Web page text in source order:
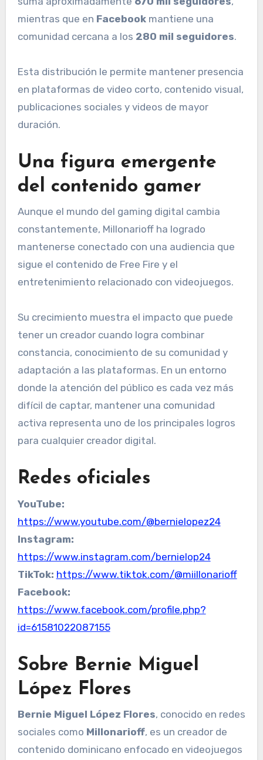
mientras que en Facebookmantiene una
comunidad cercana a los 280 mil seguidores.
Esta distribución le permite mantener presencia
en plataformas de video corto, contenido visual,
publicaciones sociales y videos de mayor
duración.
Una figura emergente
del contenido gamer
Aunque el mundo del gaming digital cambia
constantemente, Millonarioff ha logrado
mantenerse conectado con una audiencia que
sigue el contenido de Free Fire y el
entretenimiento relacionado con videojuegos.
Su crecimiento muestra el impacto que puede
tener un creador cuando logra combinar
constancia, conocimiento de su comunidad y
adaptación a las plataformas. En un entorno
donde la atención del público es cada vez más
difícil de captar, mantener una comunidad
activa representa uno de los principales logros
para cualquier creador digital.
Redes oficiales
YouTube:
https://www.youtube.com/@bernielopez24
Instagram:
https://www.instagram.com/bernielop24
TikTok: https://www.tiktok.com/@miillonarioff
Facebook:
https://www.facebook.com/profile.php?
id=61581022087155
Sobre Bernie Miguel
López Flores
Bernie Miguel López Flores, conocido en redes
sociales como Millonarioff, es un creador de
contenido dominicano enfocado en videojuegos